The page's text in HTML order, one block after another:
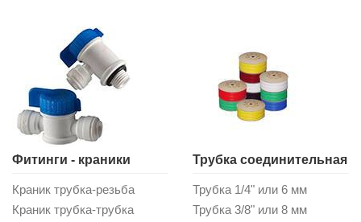
Фитинги - краники
Краник трубка-резьба
Краник трубка-трубка
Трубка соединительная
Трубка 1/4" или 6 мм
Трубка 3/8" или 8 мм